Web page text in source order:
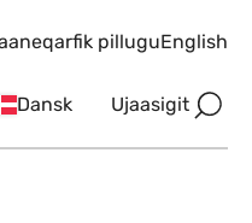
Dansk Ujaasigit
pilluguEnglish